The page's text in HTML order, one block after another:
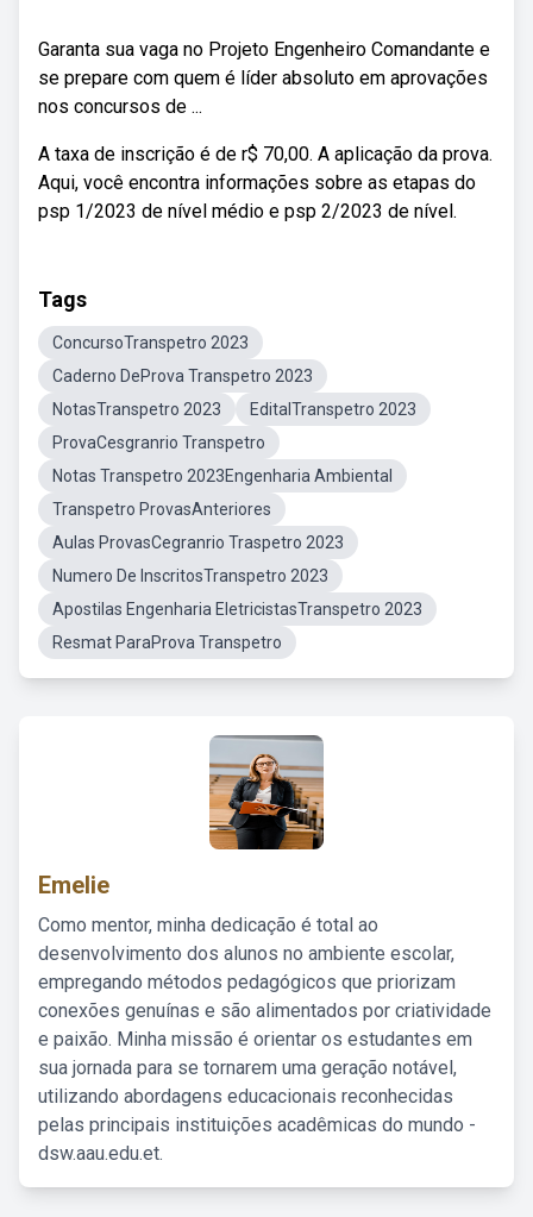
Garanta sua vaga no Projeto Engenheiro Comandante e
se prepare com quem é líder absoluto em aprovações
nos concursos de ...
A taxa de inscrição é de r$ 70,00. A aplicação da prova.
Aqui, você encontra informações sobre as etapas do
psp 1/2023 de nível médio e psp 2/2023 de nível.
Tags
ConcursoTranspetro 2023
Caderno DeProva Transpetro 2023
NotasTranspetro 2023
EditalTranspetro 2023
ProvaCesgranrio Transpetro
Notas Transpetro 2023Engenharia Ambiental
Transpetro ProvasAnteriores
Aulas ProvasCegranrio Traspetro 2023
Numero De InscritosTranspetro 2023
Apostilas Engenharia EletricistasTranspetro 2023
Resmat ParaProva Transpetro
Emelie
Como mentor, minha dedicação é total ao
desenvolvimento dos alunos no ambiente escolar,
empregando métodos pedagógicos que priorizam
conexões genuínas e são alimentados por criatividade
e paixão. Minha missão é orientar os estudantes em
sua jornada para se tornarem uma geração notável,
utilizando abordagens educacionais reconhecidas
pelas principais instituições acadêmicas do mundo -
dsw.aau.edu.et.